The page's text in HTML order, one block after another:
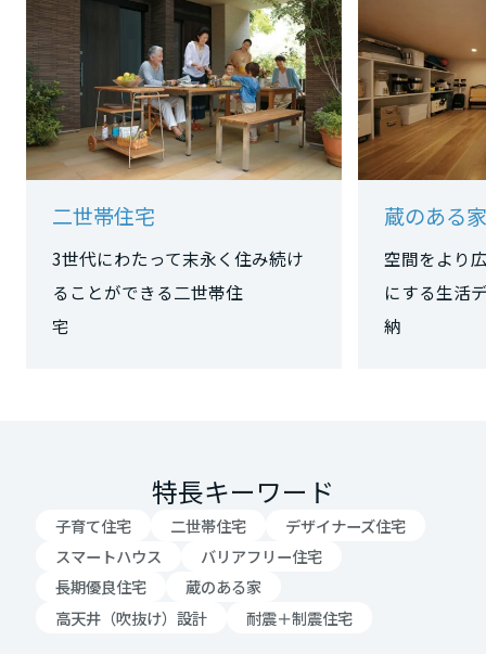
二世帯住宅
3世代にわたって末永く住み続け
ることができる二世帯住
宅
蔵のある家
空間をより
にする生活
特長キーワード
子育て住宅 二世帯住宅
デザイナーズ住宅
スマートハウス
バリアフリー住宅
長期優良住宅
蔵のある家
高天井（吹抜け）設計
耐震＋制震住宅
近畿エリア
滋賀県
京都府
大阪府
兵庫県
中国・四国エリア
鳥取県